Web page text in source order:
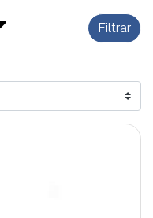
Filtrar